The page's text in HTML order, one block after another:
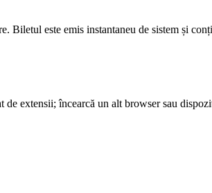
Biletul este emis instantaneu de sistem și
extensii; încearcă un alt browser sau